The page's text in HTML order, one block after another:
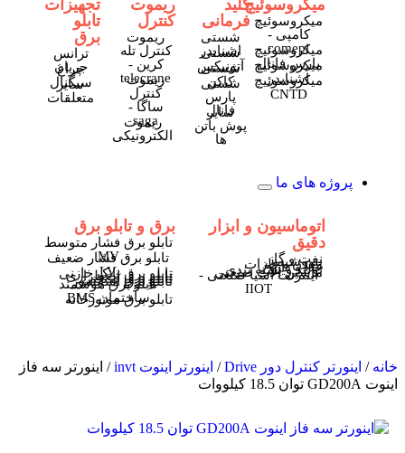
میکروسوئیچ
میکروسوئیچ
کامپی -
comepi
میکروسوئیچ
پارس فانال
میکروسوئیچ
اشنایدر
میکروسوئیچ
CNTD
کلید
فرمانی
شستی
اشنایدر
شستی
آتونیکس
شستی
کاکن
شستی
پارس
فانال
سایر
پوش باتن
ها
ریموت
کنترل
ریموت
کنترل تله
کرین -
telecrane
ریموت
کنترل
ساگا -
saga
ریموت
الکترونیکی
تجهیزات
تابلو
برق
ترانس
جریان
چراغ
سیگنال
سایر
متعلقات
پروژه های ما
اتوماسیون و ابزار
دقیق
نفت و گاز
پتروشیمی
معدن و فلزات
غذا و دارو
تولید و بسته بندی
ماشین آلات صنعتی
اینترنت اشیا صنعتی -
IIOT
برق و تابلو برق
تابلو برق فشار متوسط
MV
تابلو برق فشار ضعیف
LV
تابلو برق بانک خازنی
تابلو برق اضطراری
تابلو برق صنعتی
تابلو برق آسانسور
تابلو برق هوشمند
ساختمان BMS
تابلو برق موتورخانه
خانه / اینورتر کنترل دور Drive / اینورتر اینوت invt
/ اینورتر سه فاز
اینوت GD200A توان 18.5 کیلووات